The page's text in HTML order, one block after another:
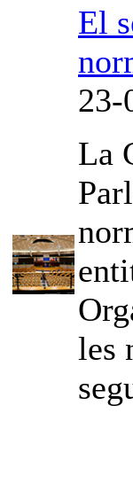
El
23-
La
les